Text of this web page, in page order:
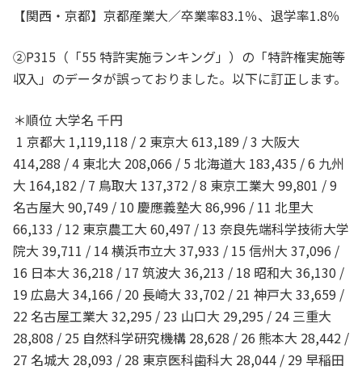
【関西・京都】京都産業大／卒業率83.1％、退学率1.8％
②P315（「55 特許実施ランキング」）の「特許権実施等
収入」のデータが誤っておりました。以下に訂正します。
＊順位 大学名 千円
1 京都大 1,119,118 / 2 東京大 613,189 / 3 大阪大
414,288 / 4 東北大 208,066 / 5 北海道大 183,435 / 6 九州
大 164,182 / 7 鳥取大 137,372 / 8 東京工業大 99,801 / 9
名古屋大 90,749 / 10 慶應義塾大 86,996 / 11 北里大
66,133 / 12 東京農工大 60,497 / 13 奈良先端科学技術大学
院大 39,711 / 14 横浜市立大 37,933 / 15 信州大 37,096 /
16 日本大 36,218 / 17 筑波大 36,213 / 18 昭和大 36,130 /
19 広島大 34,166 / 20 長崎大 33,702 / 21 神戸大 33,659 /
22 名古屋工業大 32,295 / 23 山口大 29,295 / 24 三重大
28,808 / 25 自然科学研究機構 28,628 / 26 熊本大 28,442 /
27 名城大 28,093 / 28 東京医科歯科大 28,044 / 29 早稲田